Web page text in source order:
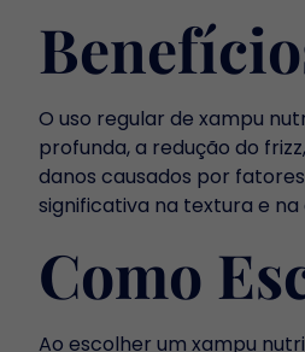
O uso regular de xampu
profunda, a redução do
danos causados por
significativa na textura e
Como
Ao escolher um xampu